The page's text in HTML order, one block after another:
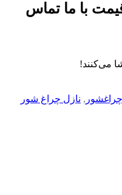
با ما تماس
می‌کنند!
, نازل چراغ شور